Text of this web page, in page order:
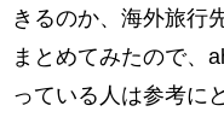
きるのか、海外旅行
まとめてみたので、
っている人は参考に